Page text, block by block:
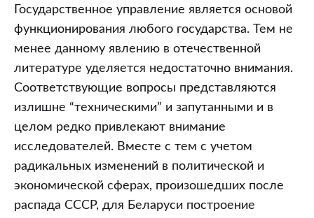
Перспективы
совершенствования
государственного
управления
в
Беларуси
Государственное управление является основой
функционирования любого государства. Тем не
менее данному явлению в отечественной
литературе уделяется недостаточно внимания.
Соответствующие вопросы представляются
излишне “техническими” и запутанными и в
целом редко привлекают внимание
исследователей. Вместе с тем с учетом
радикальных изменений в политической и
экономической сферах, произошедших после
распада СССР, для Беларуси построение